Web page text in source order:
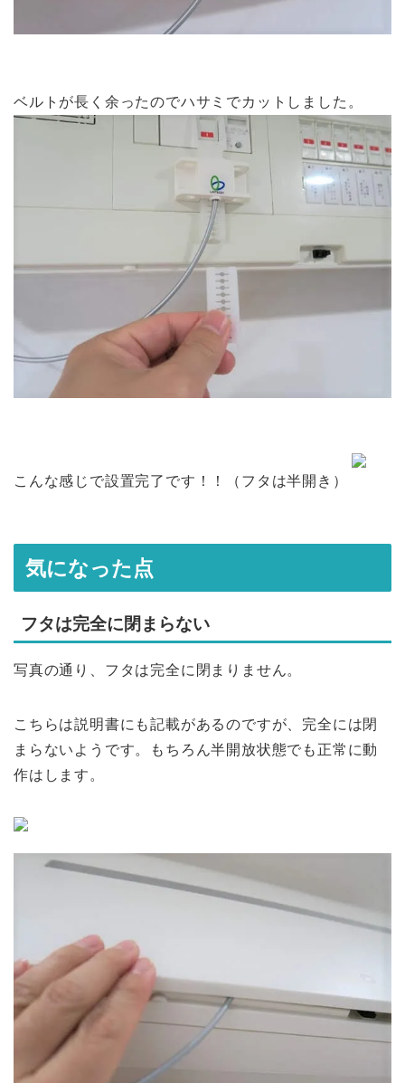
ベルトが長く余ったのでハサミでカットしました。
こんな感じで設置完了です！！（フタは半開き）
気になった点
フタは完全に閉まらない
写真の通り、フタは完全に閉まりません。
こちらは説明書にも記載があるのですが、完全には閉
まらないようです。もちろん半開放状態でも正常に動
作はします。